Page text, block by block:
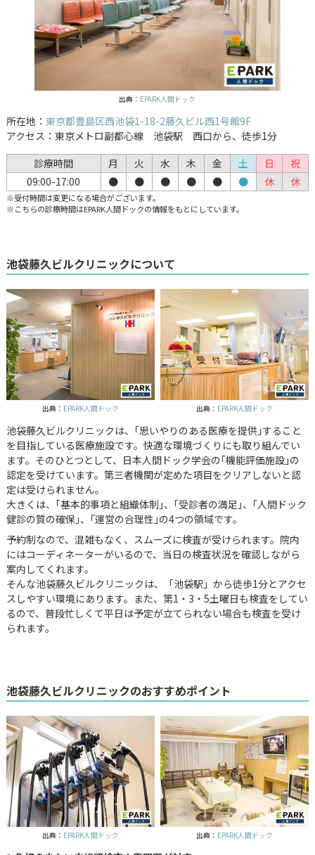
出典： EPARK人間ドック
所在地： 東京都豊島区西池袋1-18-2藤久ビル西1号館9F
アクセス：東京メトロ副都心線 池袋駅 西口から、徒歩1分
診療時間
月 火 水 木 金 土 日
祝
09:00-17:00
● ● ● ● ● ● 休 休
※受付時間は変更になる場合がございます。
※こちらの診療時間はEPARK人間ドックの情報をもとにしています。
池袋藤久ビルクリニックについて
出典： EPARK人間ドック 出典： EPARK人間ドック
池袋藤久ビルクリニックは、｢思いやりのある医療を提供｣すること
を目指している医療施設です。快適な環境づくりにも取り組んでい
ます。そのひとつとして、日本人間ドック学会の｢機能評価施設｣の
認定を受けています。第三者機関が定めた項目をクリアしないと認
定は受けられません。
大きくは、｢基本的事項と組織体制｣、｢受診者の満足｣、｢人間ドック
健診の質の確保｣、｢運営の合理性｣の4つの領域です。
予約制なので、混雑もなく、スムーズに検査が受けられます。院内
にはコーディネーターがいるので、当日の検査状況を確認しながら
案内してくれます。
そんな池袋藤久ビルクリニックは、「池袋駅」から徒歩1分とアクセ
スしやすい環境にあります。また、第1・3・5土曜日も検査をしてい
るので、普段忙しくて平日は予定が立てられない場合も検査を受け
られます。
池袋藤久ビルクリニックのおすすめポイント
出典： EPARK人間ドック 出典： EPARK人間ドック